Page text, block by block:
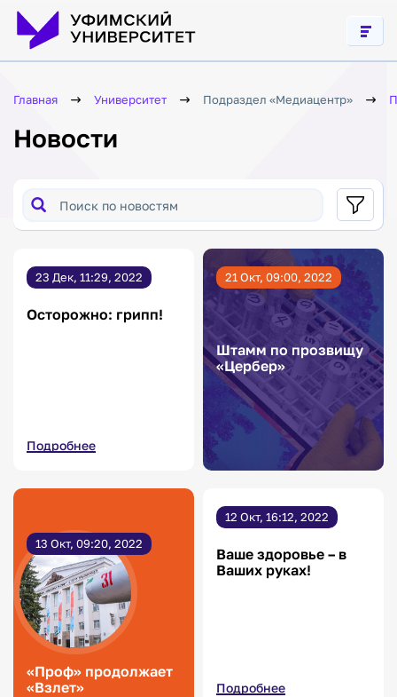
Главная Университет Подраздел «Медиацентр»
Новости
23 Дек, 11:29, 2022
Осторожно: грипп!
Подробнее
21 Окт, 09:00, 2022
Штамм по прозвищу
«Цербер»
13 Окт, 09:20, 2022
«Проф» продолжает
«Взлет»
12 Окт, 16:12, 2022
Ваше здоровье – в
Ваших руках!
Подробнее
адаптация
иностранных
студентов
духовные
ценности
Формирование
общероссийской
буллинга
отношений в
молодежной
среде
Профилактика